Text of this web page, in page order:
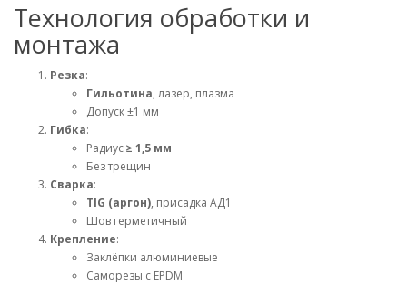
Технология обработки и
монтажа
Резка:
Гильотина, лазер, плазма
Допуск ±1 мм
Гибка:
Радиус≥ 1,5 мм
Без трещин
Сварка:
TIG (аргон), присадка АД1
Шов герметичный
Крепление:
Заклёпки алюминиевые
Саморезы с EPDM